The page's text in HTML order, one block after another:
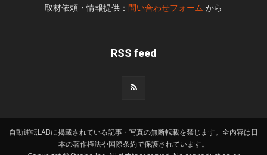
取材依頼・情報提供： 問い合わせフォーム から
RSS feed
自動運転LABに掲載されている記事・写真の無断転載を禁じます。全内容は日
本の著作権法や国際条約で保護されています。